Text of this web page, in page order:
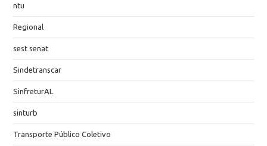
ntu
Regional
sest senat
Sindetranscar
SinfreturAL
sinturb
Transporte Público Coletivo